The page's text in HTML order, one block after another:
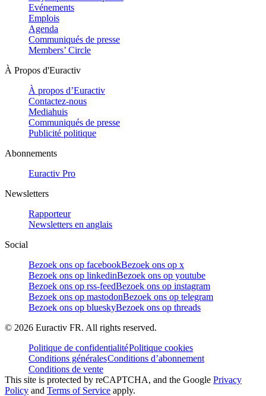
Evénements
Emplois
Agenda
Communiqués de presse
Members’ Circle
À Propos d'Euractiv
À propos d’Euractiv
Contactez-nous
Mediahuis
Communiqués de presse
Publicité politique
Abonnements
Euractiv Pro
Newsletters
Rapporteur
Newsletters en anglais
Social
Bezoek ons op facebookBezoek ons op x
Bezoek ons op linkedinBezoek ons op youtube
Bezoek ons op rss-feedBezoek ons op instagram
Bezoek ons op mastodonBezoek ons op telegram
Bezoek ons op blueskyBezoek ons op threads
© 2026 Euractiv FR. All rights reserved.
Politique de confidentialitéPolitique cookies
Conditions généralesConditions d’abonnement
Conditions de vente
This site is protected by reCAPTCHA, and the Google Privacy
Policy and Terms of Service apply.